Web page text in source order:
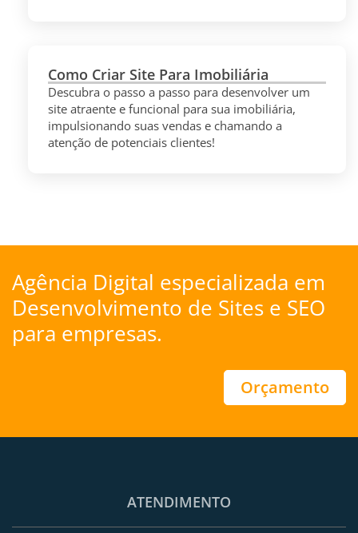
Como Criar Site Para Imobiliária
Descubra o passo a passo para desenvolver um
site atraente e funcional para sua imobiliária,
impulsionando suas vendas e chamando a
atenção de potenciais clientes!
Agência Digital especializada em
Desenvolvimento de Sites e SEO
para empresas.
Orçamento
ATENDIMENTO